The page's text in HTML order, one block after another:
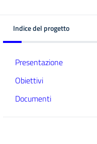
Indice del progetto
Presentazione
Obiettivi
Documenti